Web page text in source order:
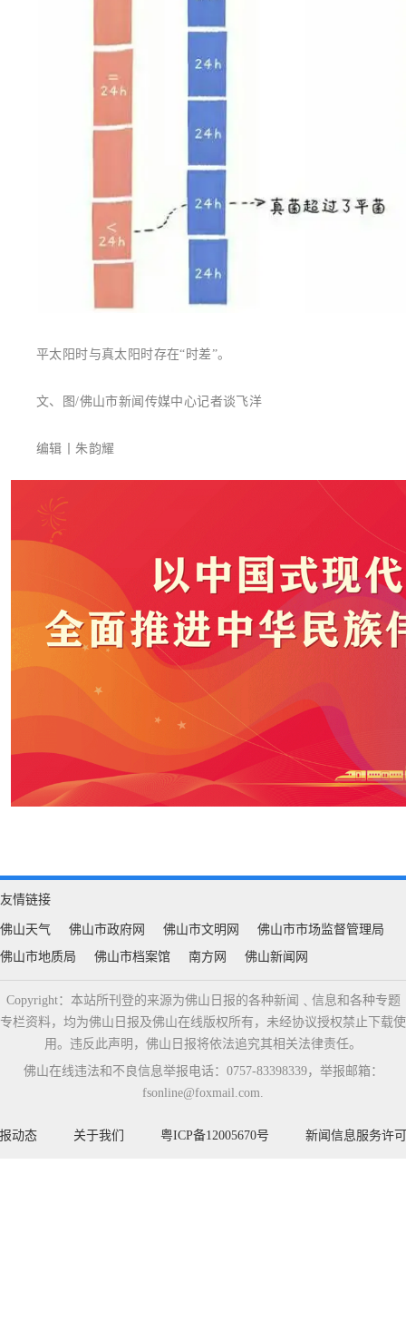
平太阳时与真太阳时存在“时差”。
文、图/佛山市新闻传媒中心记者谈飞洋
编辑丨朱韵耀
友情链接
佛山天气 佛山市政府网 佛山市文明网
佛山市市场监督管理局
佛山市地质局
佛山市档案馆 南方网 佛山新闻网
Copyright：本站所刊登的来源为佛山日报的各种新闻﹑信息和各种专题
专栏资料，均为佛山日报及佛山在线版权所有，未经协议授权禁止下载使
用。违反此声明，佛山日报将依法追究其相关法律责任。
佛山在线违法和不良信息举报电话：0757-83398339，举报邮箱：
fsonline@foxmail.com.
动态 关于我们 粤ICP备12005670号 新闻信息服务许